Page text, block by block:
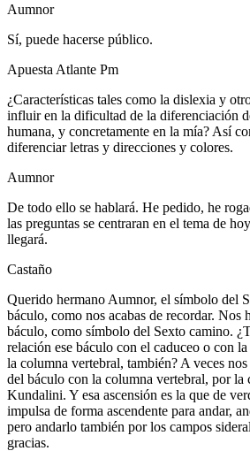
Aumnor
Sí, puede hacerse público.
Apuesta Atlante Pm
¿Características tales como la dislexia y
influir en la dificultad de la diferenciación
humana, y concretamente en la mía? Así
diferenciar letras y direcciones y colores.
Aumnor
De todo ello se hablará. He pedido, he
las preguntas se centraran en el tema de
llegará.
Castaño
Querido hermano Aumnor, el símbolo del
báculo, como nos acabas de recordar. Nos
báculo, como símbolo del Sexto camino.
relación ese báculo con el caduceo o con
la columna vertebral, también? A veces
del báculo con la columna vertebral, por la
Kundalini. Y esa ascensión es la que de
impulsa de forma ascendente para andar,
pero andarlo también por los campos
gracias.